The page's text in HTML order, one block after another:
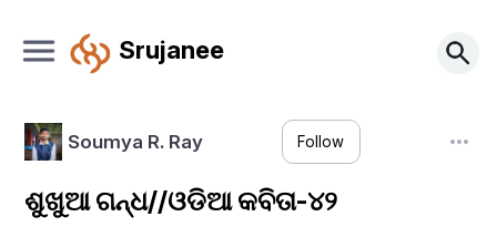
Srujanee
Soumya R. Ray Follow
ଶୁଖୁଆ ଗନ୍ଧ//ଓଡିଆ କବିତା-୪୨